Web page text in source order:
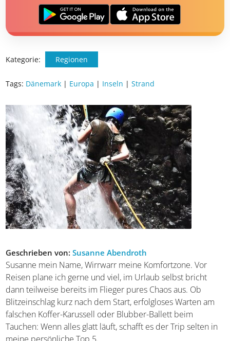
Kategorie: Regionen
Tags: Dänemark | Europa | Inseln |Strand
Geschrieben von:Susanne Abendroth
Susanne mein Name, Wirrwarr meine Komfortzone. Vor
Reisen plane ich gerne und viel, im Urlaub selbst bricht
dann teilweise bereits im Flieger pures Chaos aus. Ob
Blitzeinschlag kurz nach dem Start, erfolgloses Warten am
falschen Koffer-Karussell oder Blubber-Ballett beim
Tauchen: Wenn alles glatt läuft, schafft es der Trip selten in
meine persönliche Top 5.